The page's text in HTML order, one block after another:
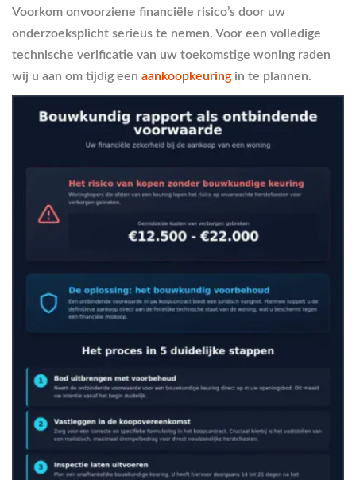
Voorkom onvoorziene financiële risico’s door uw
onderzoeksplicht serieus te nemen. Voor een volledige
technische verificatie van uw toekomstige woning raden
wij u aan om tijdig een aankoopkeuring in te plannen.